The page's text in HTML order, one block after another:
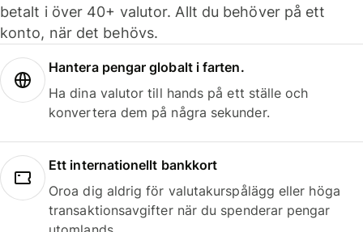
betalt i över 40+ valutor. Allt du behöver på ett
konto, när det behövs.
Hantera pengar globalt i farten.
Ha dina valutor till hands på ett ställe och
konvertera dem på några sekunder.
Ett internationellt bankkort
Oroa dig aldrig för valutakurspålägg eller höga
transaktionsavgifter när du spenderar pengar